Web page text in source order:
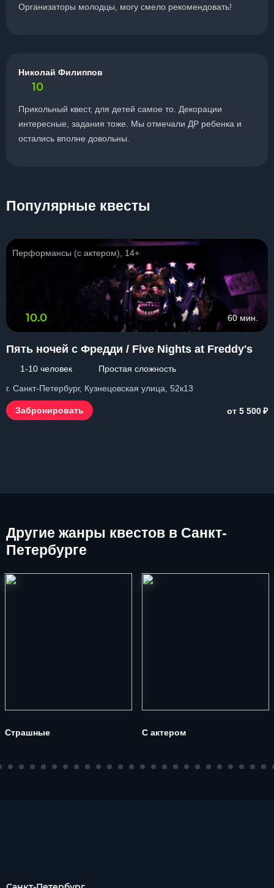
Организаторы молодцы, могу смело рекомендовать!
Николай Филиппов
10
Прикольный квест, для детей самое то. Декорации
интересные, задания тоже. Мы отмечали ДР ребенка и
остались вполне довольны.
Популярные квесты
Перформансы (с актером), 14+
10.0 60 мин.
Пять ночей с Фредди / Five Nights at Freddy's
1-10 человек
Простая сложность
г. Санкт-Петербург, Кузнецовская улица, 52к13
Забронировать от 5 500₽
Другие жанры квестов в Санкт-
Петербурге
Страшные С актером